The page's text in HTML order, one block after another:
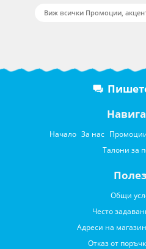
Виж всички Промоции,
Начало За нас
Талони за
Общи
Често
Адреси на
Отказ от